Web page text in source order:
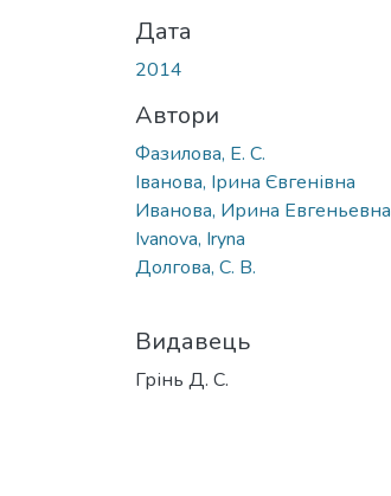
Дата
2014
Автори
Фазилова, Е. С.
Іванова, Ірина Євгенівна
Иванова, Ирина Евгеньевна
Ivanova, Iryna
Долгова, С. В.
Видавець
Грінь Д. С.